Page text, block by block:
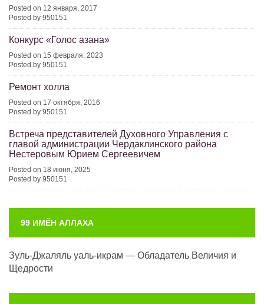
Posted on 12 января, 2017
Posted by 950151
Конкурс «Голос азана»
Posted on 15 февраля, 2023
Posted by 950151
Ремонт холла
Posted on 17 октября, 2016
Posted by 950151
Встреча представителей Духовного Управления с
главой администрации Чердаклинского района
Нестеровым Юрием Сергеевичем
Posted on 18 июня, 2025
Posted by 950151
99 ИМЁН АЛЛАХА
Зуль-Джаляль уаль-икрам — Обладатель Величия и
Щедрости